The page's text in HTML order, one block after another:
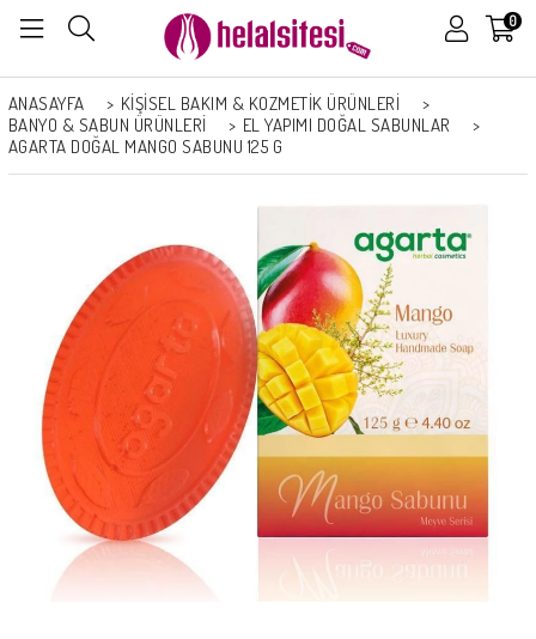
0
ANASAYFA > KİŞİSEL BAKIM & KOZMETİK ÜRÜNLERİ
>
BANYO & SABUN ÜRÜNLERI
> EL YAPIMI DOĞAL SABUNLAR
>
AGARTA DOĞAL MANGO SABUNU 125 G